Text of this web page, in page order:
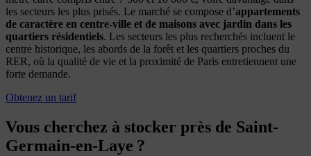
les secteurs les plus prisés. Le marché se compose d’appartements
de caractère en centre-ville et de maisons avec jardin dans les
quartiers résidentiels. Les secteurs les plus recherchés incluent le
centre historique, les abords de la forêt et les quartiers proches du
RER, où la qualité de vie et la proximité de Paris entretiennent une
forte demande.
Obtenez un tarif
Vous cherchez à stocker près de Saint-
Germain-en-Laye ?